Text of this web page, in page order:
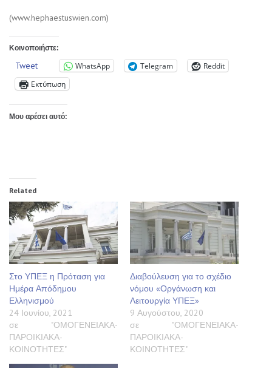
(www.hephaestuswien.com)
Κοινοποιήστε:
Tweet WhatsApp Telegram
Reddit
Εκτύπωση
Μου αρέσει αυτό:
Related
Στο ΥΠΕΞ η Πρόταση για
Ημέρα Απόδημου
Ελληνισμού
24 Ιουνίου, 2021
σε "ΟΜΟΓΕΝΕΙΑΚΑ-
ΠΑΡΟΙΚΙΑΚΑ-
ΚΟΙΝΟΤΗΤΕΣ"
Διαβούλευση για το σχέδιο
νόμου «Οργάνωση και
Λειτουργία ΥΠΕΞ»
9 Αυγούστου, 2020
σε "ΟΜΟΓΕΝΕΙΑΚΑ-
ΠΑΡΟΙΚΙΑΚΑ-
ΚΟΙΝΟΤΗΤΕΣ"